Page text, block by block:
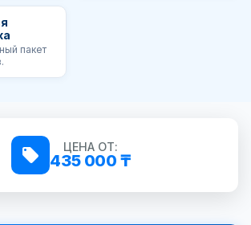
пакет
ЦЕНА ОТ:
435 000 ₸